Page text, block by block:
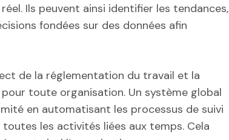
Ils peuvent ainsi identifier les tendances,
fondées sur des données afin
de la réglementation du travail et la
toute organisation. Un système global
en automatisant les processus de suivi
les activités liées aux temps. Cela